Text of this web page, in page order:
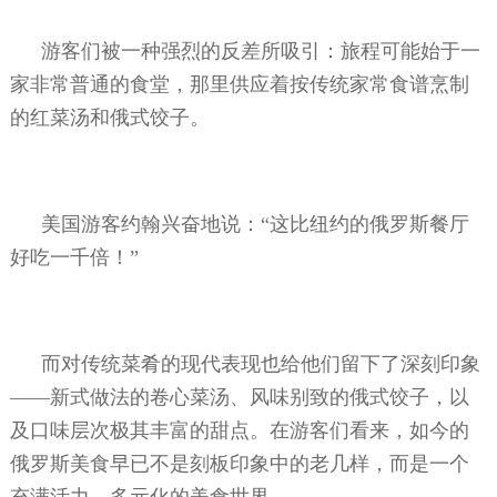
游客们被一种强烈的反差所吸引：旅程可能始于一
家非常普通的食堂，那里供应着按传统家常食谱烹制
的红菜汤和俄式饺子。
美国游客约翰兴奋地说：“这比纽约的俄罗斯餐厅
好吃一千倍！”
而对传统菜肴的现代表现也给他们留下了深刻印象
——新式做法的卷心菜汤、风味别致的俄式饺子，以
及口味层次极其丰富的甜点。在游客们看来，如今的
俄罗斯美食早已不是刻板印象中的老几样，而是一个